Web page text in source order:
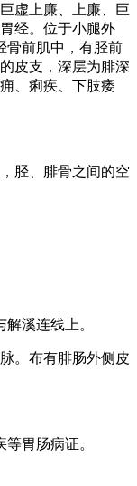
虚上廉、上廉、巨
经。位于小腿外
骨前肌中，有胫前
皮支，深层为腓深
、痢疾、下肢痿
胫、腓骨之间的空
溪连线上。
。布有腓肠外侧皮
胃肠病证。